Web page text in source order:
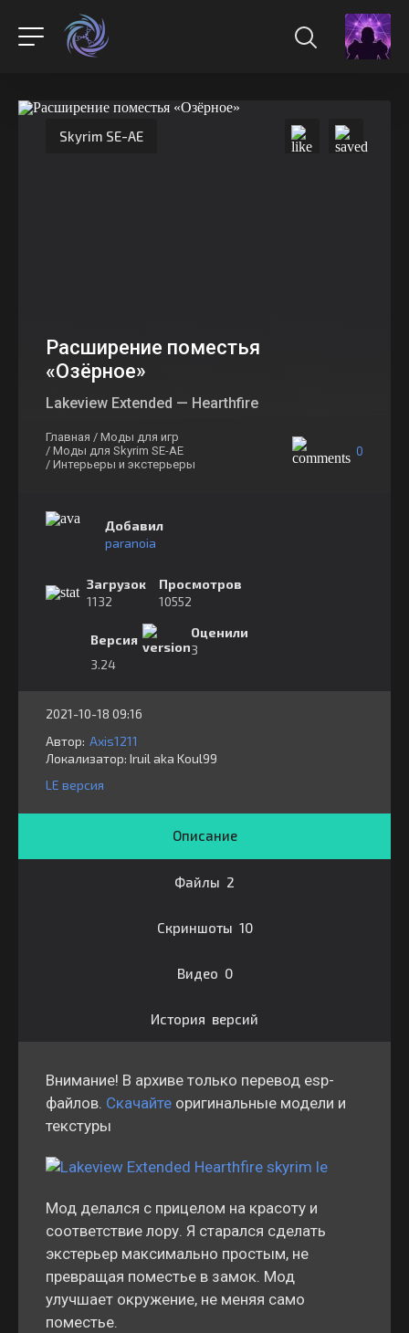
Skyrim SE-AE
Расширение поместья
«Озёрное»
Lakeview Extended — Hearthfire
Главная / Моды для игр
/ Моды для Skyrim SE-AE
/ Интерьеры и экстерьеры
0
Добавил
paranoia
Загрузок
1132
Просмотров
10552
Версия
3.24
Оценили
3
2021-10-18 09:16
Автор: Axis1211
Локализатор: ⁣⁣⁣Iruil aka Koul99
LE версия
Описание
Файлы 2
Скриншоты 10
Видео 0
История версий
Внимание! В архиве только перевод esp-
файлов. Скачайте оригинальные модели и
текстуры
Мод делался с прицелом на красоту и
соответствие лору. Я старался сделать
экстерьер максимально простым, не
превращая поместье в замок. Мод
улучшает окружение, не меняя само
поместье.